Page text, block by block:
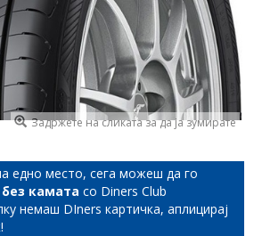
Задржете на сликата за да ја зумирате
едно место, сега можеш да го
камата со Diners Club
немаш DIners картичка, аплицирај
!